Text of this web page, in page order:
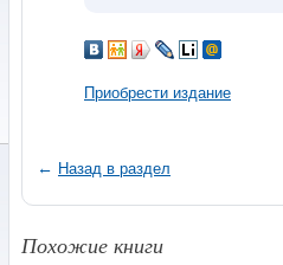
Приобрести издание
← Назад в раздел
Похожие книги